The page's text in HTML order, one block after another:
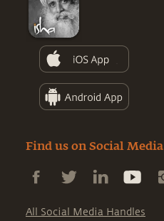
Find us on Social Media
All Social Media Handles